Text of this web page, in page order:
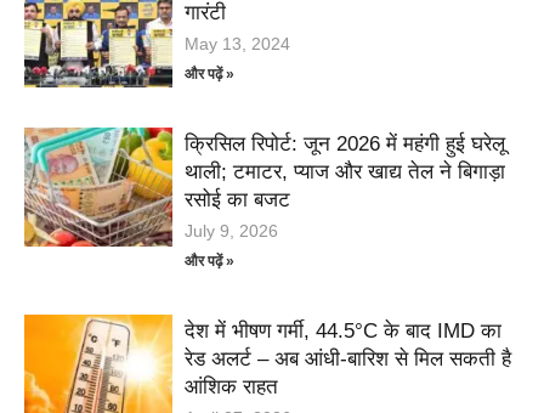
गारंटी
May 13, 2024
और पढ़ें »
क्रिसिल रिपोर्ट: जून 2026 में महंगी हुई घरेलू
थाली; टमाटर, प्याज और खाद्य तेल ने बिगाड़ा
रसोई का बजट
July 9, 2026
और पढ़ें »
देश में भीषण गर्मी, 44.5°C के बाद IMD का
रेड अलर्ट – अब आंधी-बारिश से मिल सकती है
आंशिक राहत